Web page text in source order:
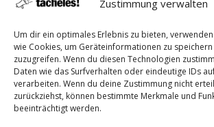
Zustimmung verwalten
Um dir ein optimales Erlebnis zu bieten,
wie Cookies, um Geräteinformationen zu
zuzugreifen. Wenn du diesen Technologien
Daten wie das Surfverhalten oder eindeutige IDs
verarbeiten. Wenn du deine Zustimmung nicht
zurückziehst, können bestimmte Merkmale und
beeinträchtigt werden.
Privat
Presse
Abonnieren